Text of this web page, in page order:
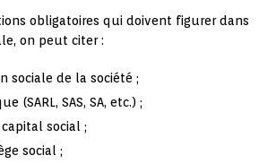
obligatoires qui doivent figurer dans
on peut citer :
sociale de la société ;
(SARL, SAS, SA, etc.) ;
social ;
social ;